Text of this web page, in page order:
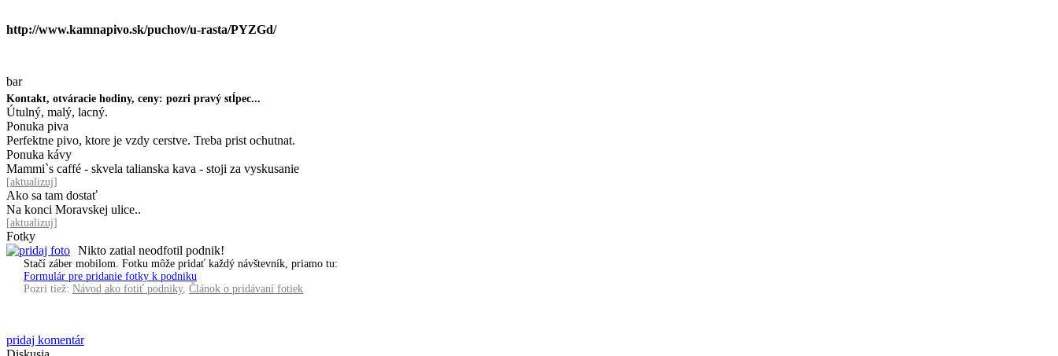
http://www.kamnapivo.sk/puchov/u-rasta/PYZGd/
bar
Kontakt, otváracie hodiny, ceny: pozri pravý stĺpec...
Útulný, malý, lacný.
Ponuka piva
Perfektne pivo, ktore je vzdy cerstve. Treba prist ochutnat.
Ponuka kávy
Mammi`s caffé - skvela talianska kava - stoji za vyskusanie
[aktualizuj]
Ako sa tam dostať
Na konci Moravskej ulice..
[aktualizuj]
Fotky
Nikto zatial neodfotil podnik!
Stačí záber mobilom. Fotku môže pridať každý návštevník, priamo tu:
Formulár pre pridanie fotky k podniku
Pozri tiež: Návod ako fotiť podniky, Článok o pridávaní fotiek
pridaj komentár